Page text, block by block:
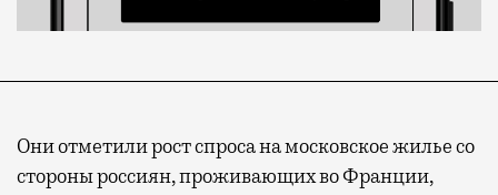
Они отметили рост спроса на московское жилье со
стороны россиян, проживающих во Франции,